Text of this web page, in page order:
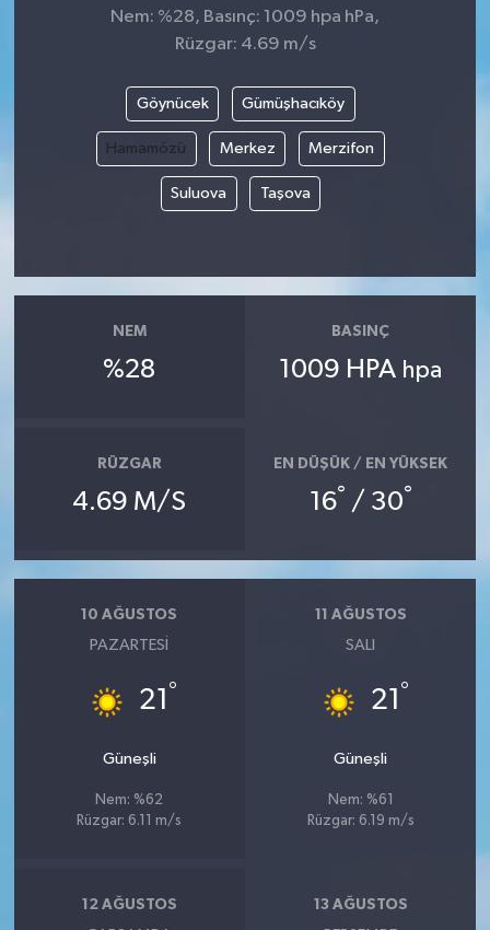
Nem: %28, Basınç: 1009 hpa hPa,
Rüzgar: 4.69 m/s
Göynücek Gümüşhacıköy
Hamamözü Merkez Merzifon
Suluova Taşova
NEM
%28
BASINÇ
1009 HPA hpa
RÜZGAR
4.69 M/S
EN DÜŞÜK / EN YÜKSEK
16° / 30°
10 AĞUSTOS
PAZARTESI
21 °
Güneşli
Nem: %62
Rüzgar: 6.11 m/s
11 AĞUSTOS
SALI
21 °
Güneşli
Nem: %61
Rüzgar: 6.19 m/s
12 AĞUSTOS 13 AĞUSTOS